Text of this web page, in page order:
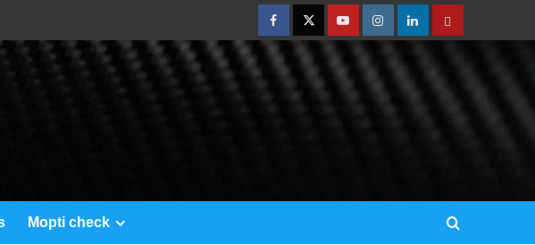
Mopti check